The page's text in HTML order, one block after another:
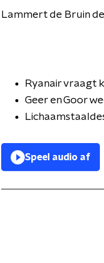
Lammert de Bruin
Ryanair vraagt
Geer en Goor
Speel audio af